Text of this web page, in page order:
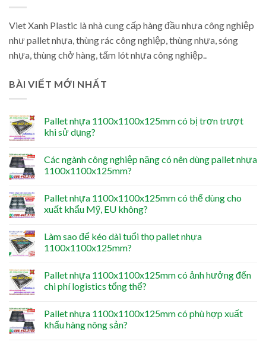
Viet Xanh Plastic là nhà cung cấp hàng đầu nhựa công nghiệp
như pallet nhựa, thùng rác công nghiệp, thùng nhựa, sóng
nhựa, thùng chở hàng, tấm lót nhựa công nghiệp..
BÀI VIẾT MỚI NHẤT
Pallet nhựa 1100x1100x125mm có bị trơn trượt
khi sử dụng?
Các ngành công nghiệp nặng có nên dùng pallet nhựa
1100x1100x125mm?
Pallet nhựa 1100x1100x125mm có thể dùng cho
xuất khẩu Mỹ, EU không?
Làm sao để kéo dài tuổi thọ pallet nhựa
1100x1100x125mm?
Pallet nhựa 1100x1100x125mm có ảnh hưởng đến
chi phí logistics tổng thể?
Pallet nhựa 1100x1100x125mm có phù hợp xuất
khẩu hàng nông sản?